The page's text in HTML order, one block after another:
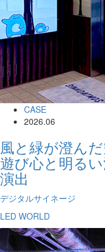
CASE
2026.06
風と緑が澄ん
遊び心と明る
演出
デジタルサイネージ
LED WORLD